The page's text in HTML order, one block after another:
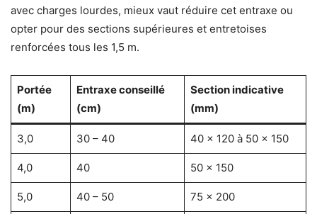
avec charges lourdes, mieux vaut réduire cet entraxe ou
opter pour des sections supérieures et entretoises
renforcées tous les 1,5 m.
Portée
(m)
Entraxe conseillé
(cm)
Section indicative
(mm)
3,0 30 – 40 40 x 120 à 50 x 150
4,0 40 50 x 150
5,0 40 – 50 75 x 200